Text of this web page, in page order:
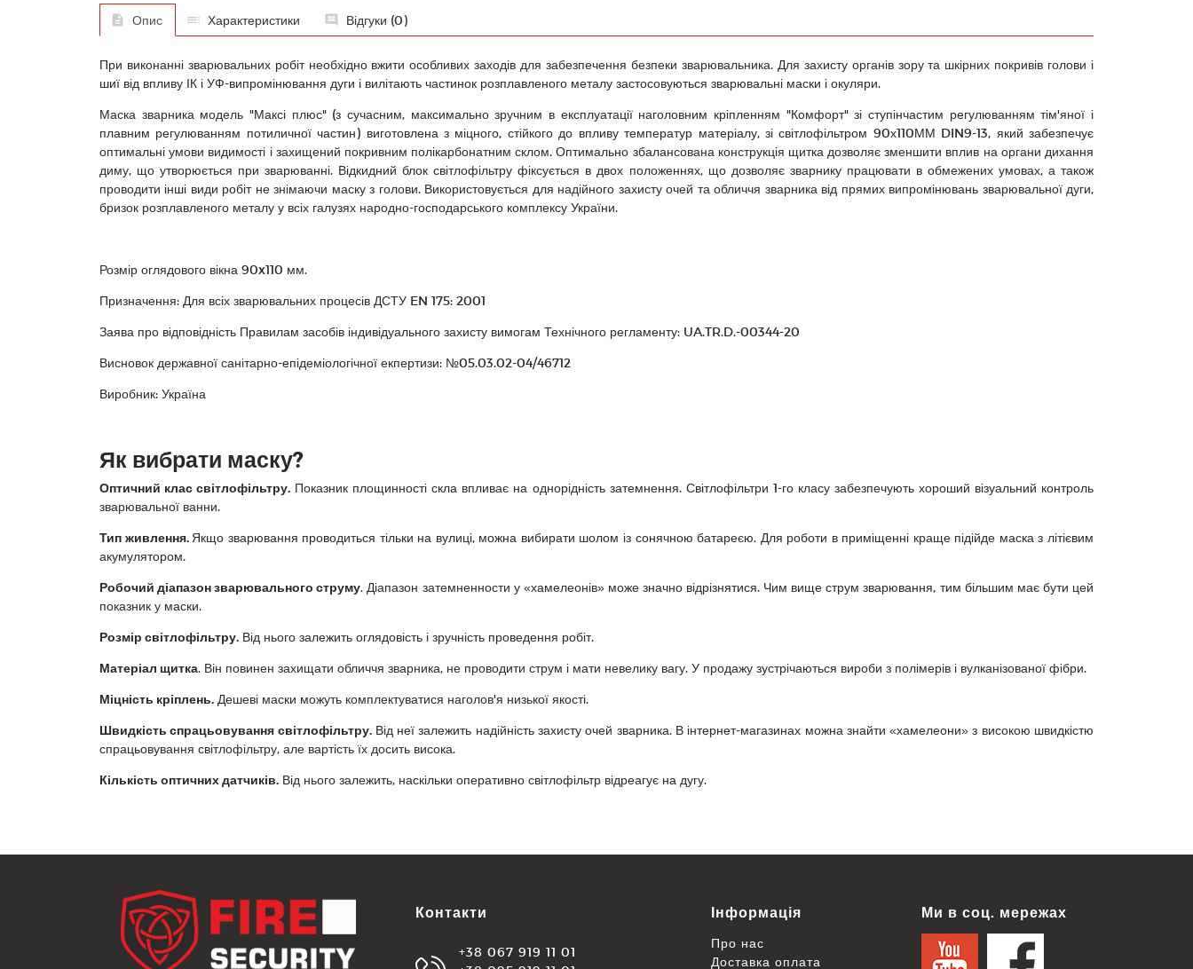
Опис Характеристики Відгуки (0)
При виконанні зварювальних робіт необхідно вжити особливих заходів для забезпечення безпеки зварювальника. Для захисту органів зору та шкірних покривів голови і
шиї від впливу ІК і УФ-випромінювання дуги і вилітають частинок розплавленого металу застосовуються зварювальні маски і окуляри.
Маска зварника модель "Максі плюс" (з сучасним, максимально зручним в експлуатації наголовним кріпленням "Комфорт" зі ступінчастим регулюванням тім'яної і
плавним регулюванням потиличної частин) виготовлена з міцного, стійкого до впливу температур матеріалу, зі світлофільтром 90х110ММ DIN9-13, який забезпечує
оптимальні умови видимості і захищений покривним полікарбонатним склом. Оптимально збалансована конструкція щитка дозволяє зменшити вплив на органи дихання
диму, що утворюється при зварюванні. Відкидний блок світлофільтру фіксується в двох положеннях, що дозволяє зварнику працювати в обмежених умовах, а також
проводити інші види робіт не знімаючи маску з голови. Використовується для надійного захисту очей та обличчя зварника від прямих випромінювань зварювальної дуги,
бризок розплавленого металу у всіх галузях народно-господарського комплексу України.
Розмір оглядового вікна 90x110 мм.
Призначення: Для всіх зварювальних процесів ДСТУ EN 175: 2001
Заява про відповідність Правилам засобів індивідуального захисту вимогам Технічного регламенту: UA.TR.D.-00344-20
Висновок державної санітарно-епідеміологічної екпертизи: №05.03.02-04/46712
Виробник: Україна
Як вибрати маску?
Оптичний клас світлофільтру. Показник площинності скла впливає на однорідність затемнення. Світлофільтри 1-го класу забезпечують хороший візуальний контроль
зварювальної ванни.
Тип живлення. Якщо зварювання проводиться тільки на вулиці, можна вибирати шолом із сонячною батареєю. Для роботи в приміщенні краще підійде маска з літієвим
акумулятором.
Робочий діапазон зварювального струму. Діапазон затемненности у «хамелеонів» може значно відрізнятися. Чим вище струм зварювання, тим більшим має бути цей
показник у маски.
Розмір світлофільтру. Від нього залежить оглядовість і зручність проведення робіт.
Матеріал щитка. Він повинен захищати обличчя зварника, не проводити струм і мати невелику вагу. У продажу зустрічаються вироби з полімерів і вулканізованої фібри.
Міцність кріплень. Дешеві маски можуть комплектуватися наголов'я низької якості.
Швидкість спрацьовування світлофільтру.Від неї залежить надійність захисту очей зварника. В інтернет-магазинах можна знайти «хамелеони» з високою швидкістю
спрацьовування світлофільтру, але вартість їх досить висока.
Кількість оптичних датчиків. Від нього залежить, наскільки оперативно світлофільтр відреагує на дугу.
Контакти
+38 067 919 11 01
Інформація
Про нас
Доставка оплата
Ми в соц. мережах